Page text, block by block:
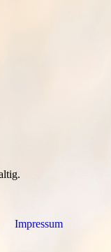
Impressum